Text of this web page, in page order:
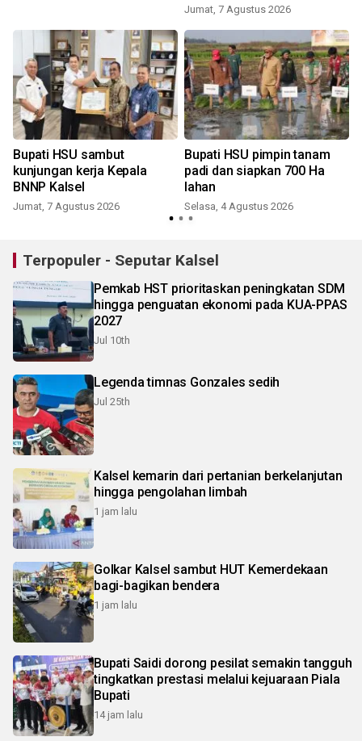
Jumat, 7 Agustus 2026
Bupati HSU sambut
kunjungan kerja Kepala
BNNP Kalsel
Jumat, 7 Agustus 2026
Bupati HSU pimpin tanam
padi dan siapkan 700 Ha
lahan
Selasa, 4 Agustus 2026
Terpopuler - Seputar Kalsel
Pemkab HST prioritaskan peningkatan SDM
hingga penguatan ekonomi pada KUA-PPAS
2027
Jul 10th
Legenda timnas Gonzales sedih
Jul 25th
Kalsel kemarin dari pertanian berkelanjutan
hingga pengolahan limbah
1 jam lalu
Golkar Kalsel sambut HUT Kemerdekaan
bagi-bagikan bendera
1 jam lalu
Bupati Saidi dorong pesilat semakin tangguh
tingkatkan prestasi melalui kejuaraan Piala
Bupati
14 jam lalu